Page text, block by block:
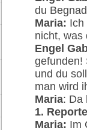
du
Maria: Ich
nicht, was
Engel
gefunden!
und du
man wird
Maria: Da
1.
Maria: Im